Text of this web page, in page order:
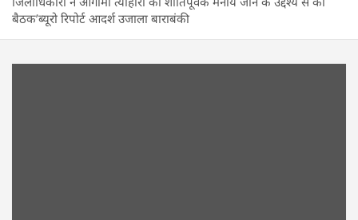
बैठक’ब्यूरो रिपोर्ट आदर्श उजाला बाराबंकी